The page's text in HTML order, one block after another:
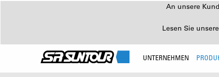
An unsere
Lesen Sie
UNTERNEHMEN